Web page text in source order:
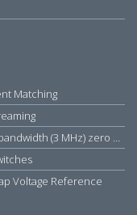
Matching
TSZ182IST Very high accuracy (25 µV) high bandwidth (3 MHz) zero drift 5 V operational amplifiers
Voltage Reference